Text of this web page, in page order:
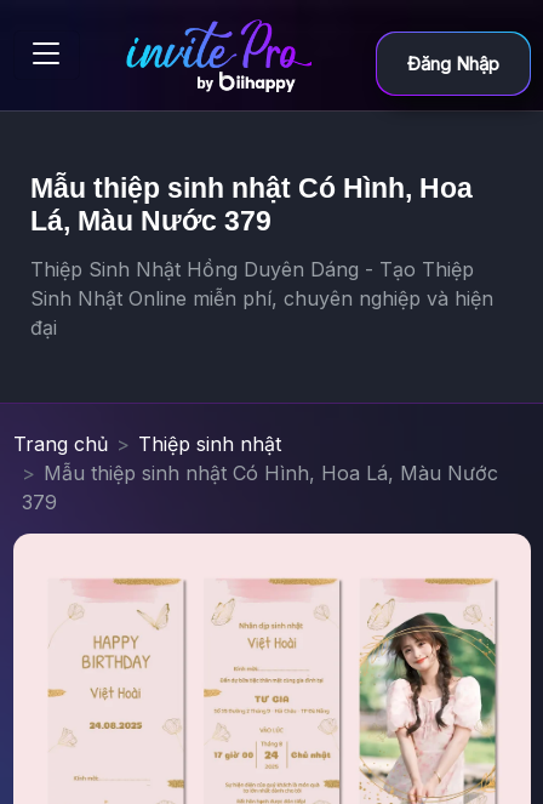
Đăng Nhập
Mẫu thiệp sinh nhật Có Hình, Hoa
Lá, Màu Nước 379
Thiệp Sinh Nhật Hồng Duyên Dáng - Tạo Thiệp
Sinh Nhật Online miễn phí, chuyên nghiệp và hiện
đại
Trang chủ
Thiệp sinh nhật
Mẫu thiệp sinh nhật Có Hình, Hoa Lá, Màu Nước
379